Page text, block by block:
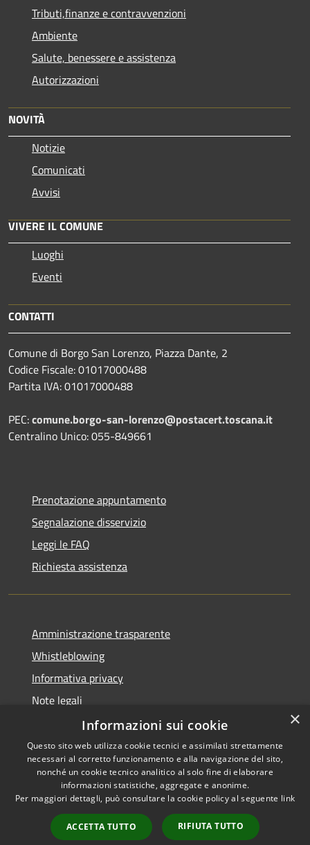
Tributi,finanze e contravvenzioni
Ambiente
Salute, benessere e assistenza
Autorizzazioni
NOVITÀ
Notizie
Comunicati
Avvisi
VIVERE IL COMUNE
Luoghi
Eventi
CONTATTI
Comune di Borgo San Lorenzo, Piazza Dante, 2
Codice Fiscale: 01017000488
Partita IVA: 01017000488
PEC:comune.borgo-san-lorenzo@postacert.toscana.it
Centralino Unico: 055-849661
Prenotazione appuntamento
Segnalazione disservizio
Leggi le FAQ
Richiesta assistenza
Amministrazione trasparente
Whistleblowing
Informativa privacy
Note legali
Dichiarazione di accessibilità
RSS
Accessibilità
Copyright © 2026 • Comune di
byMunicipium
Accesso
×
Informazioni sui cookie
Questo sito web utilizza cookie tecnici e assimilati strettamente
necessari al corretto funzionamento e alla navigazione del sito,
nonché un cookie tecnico analitico al solo fine di elaborare
informazioni statistiche, aggregate e anonime.
Per maggiori dettagli, può consultare la cookie policy al seguente link
ACCETTA TUTTO RIFIUTA TUTTO